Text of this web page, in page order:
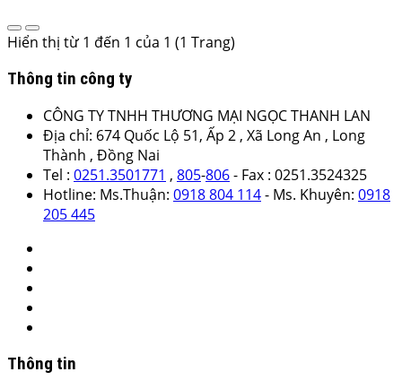
Hiển thị từ 1 đến 1 của 1 (1 Trang)
Thông tin công ty
CÔNG TY TNHH THƯƠNG MẠI NGỌC THANH LAN
Địa chỉ: 674 Quốc Lộ 51, Ấp 2 , Xã Long An , Long
Thành , Đồng Nai
Tel : 0251.3501771 , 805-806- Fax : 0251.3524325
Hotline: Ms.Thuận: 0918 804 114- Ms. Khuyên: 0918
205 445
Thông tin